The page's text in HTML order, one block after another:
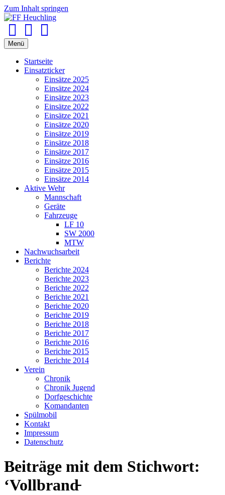
Zum Inhalt springen
Menü
Startseite
Einsatzticker
Einsätze 2025
Einsätze 2024
Einsätze 2023
Einsätze 2022
Einsätze 2021
Einsätze 2020
Einsätze 2019
Einsätze 2018
Einsätze 2017
Einsätze 2016
Einsätze 2015
Einsätze 2014
Aktive Wehr
Mannschaft
Geräte
Fahrzeuge
LF 10
SW 2000
MTW
Nachwuchsarbeit
Berichte
Berichte 2024
Berichte 2023
Berichte 2022
Berichte 2021
Berichte 2020
Berichte 2019
Berichte 2018
Berichte 2017
Berichte 2016
Berichte 2015
Berichte 2014
Verein
Chronik
Chronik Jugend
Dorfgeschichte
Komandanten
Spülmobil
Kontakt
Impressum
Datenschutz
Beiträge mit dem Stichwort:
‘Vollbrand̵